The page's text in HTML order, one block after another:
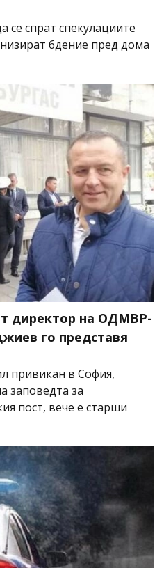
се спрат спекулациите
бдение пред дома
директор на ОДМВР-
го представя
привикан в София,
заповедта за
пост, вече е старши